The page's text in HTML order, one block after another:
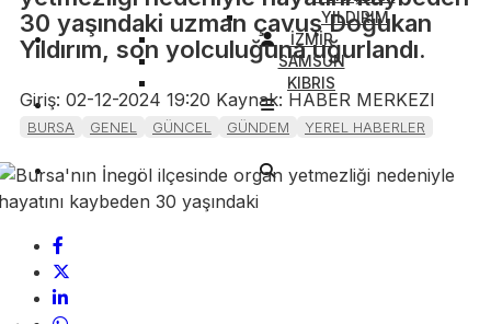
YILDIRIM
İZMİR
SAMSUN
KIBRIS
30 yaşındaki uzman çavuş Doğukan
Yıldırım, son yolculuğuna uğurlandı.
Giriş: 02-12-2024 19:20 Kaynak: HABER MERKEZI
BURSA GENEL GÜNCEL GÜNDEM YEREL HABERLER